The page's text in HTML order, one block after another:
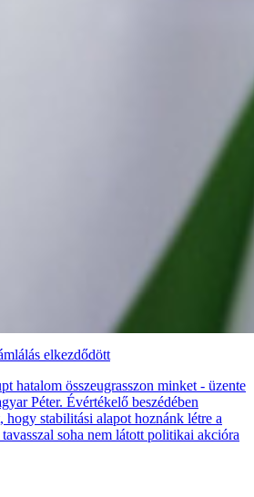
elkezdődött
hatalom összeugrasszon minket - üzente
Péter. Évértékelő beszédében
hogy stabilitási alapot hoznánk létre a
soha nem látott politikai akcióra